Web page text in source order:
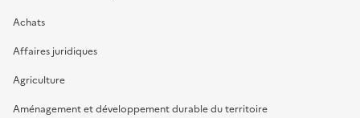
Achats
Affaires juridiques
Agriculture
Aménagement et développement durable du territoire